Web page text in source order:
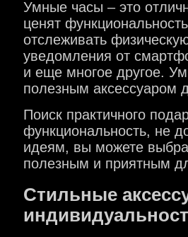
Умные часы – это
ценят
отслеживать
уведомления от
и еще многое другое.
полезным аксессуаром
Поиск практичного
функциональность, не
идеям, вы можете
полезным и приятным
Стильные